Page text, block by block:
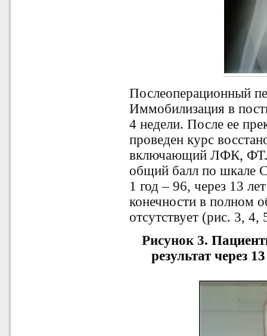
Послеоперационный
Иммобилизация в
4 недели. После ее
проведен курс
включающий ЛФК, ФТЛ
общий балл по шкале
1 год – 96, через 13
конечности в полном
отсутствует (рис. 3, 4,
Рисунок 3.
результат через